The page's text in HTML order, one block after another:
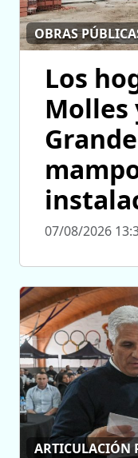
OBRAS
Los
Molles
07/08/2026
ARTICULACIÓN